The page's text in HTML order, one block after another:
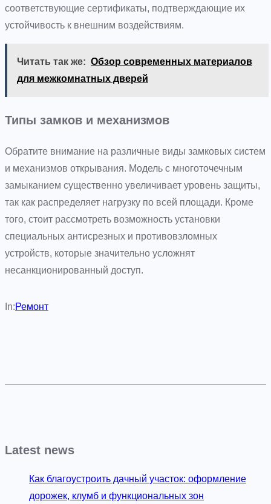
соответствующие сертификаты, подтверждающие их
устойчивость к внешним воздействиям.
Читать так же: Обзор современных материалов
для межкомнатных дверей
Типы замков и механизмов
Обратите внимание на различные виды замковых систем
и механизмов открывания. Модель с многоточечным
замыканием существенно увеличивает уровень защиты,
так как распределяет нагрузку по всей площади. Кроме
того, стоит рассмотреть возможность установки
специальных антисрезных и противовзломных
устройств, которые значительно усложнят
несанкционированный доступ.
In:Ремонт
Latest news
Как благоустроить дачный участок: оформление
дорожек, клумб и функциональных зон